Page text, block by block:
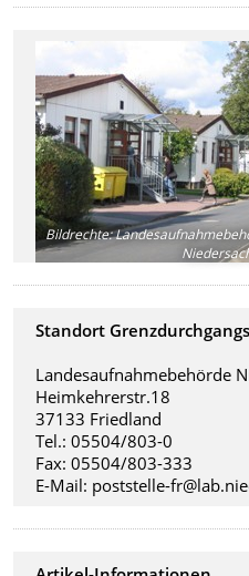
Bildrechte:
Standort
Landesaufnahmebehörde
Heimkehrerstr.18
37133 Friedland
Tel.: 05504/803-0
Fax: 05504/803-333
E-Mail: poststelle-